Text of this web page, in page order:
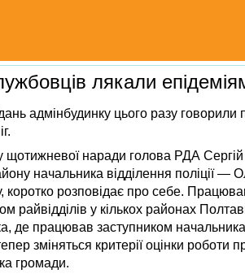
лякали
адмінбудинку цього разу говорили
щотижневої наради голова РДА
начальника відділення поліції
коротко розповідає про себе.
райвідділів у кількох районах
де працював заступником
зміняться критерії оцінки
громади.